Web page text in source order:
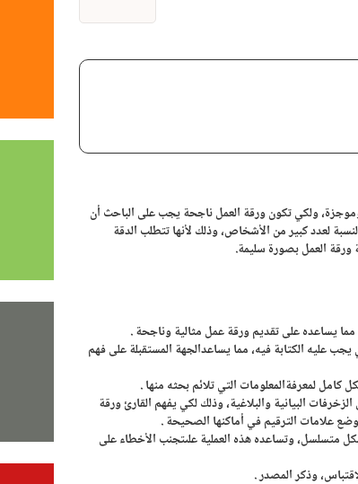
ولكي تكون ورقة العمل ناجحة يجب على الباحث أن
لعدد كبير من الأشخاص، وذلك لأنها تتطلب الدقة
ورقة العمل بصورة سليمة.
مما يساعده على تقديم ورقة عمل مثالية وناجحة .
عليه الكتابة فيه، مما يساعدالجهة المستقبلة على فهم
كامل لمعرفةالمعلومات التي تلائم بحثه منها .
البيانية والبلاغية، وذلك لكي يفهم القارئ ورقة
علامات الترقيم في أماكنها الصحيحة .
متسلسل، وتساعده هذه العملية علىتجنب الأخطاء على
وذكر المصدر .